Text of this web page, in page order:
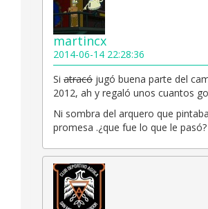
martincx
2014-06-14 22:28:36
Si atracó jugó buena parte del
2012, ah y regaló unos cuantos
Ni sombra del arquero que
promesa .¿que fue lo que le pasó?